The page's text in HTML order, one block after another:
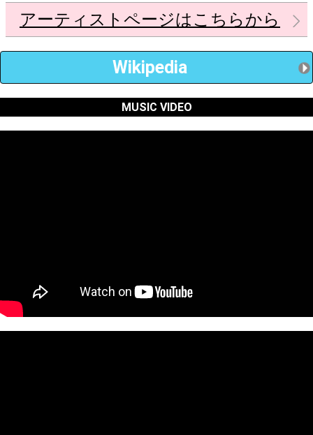
アーティストページはこちらから
Wikipedia
MUSIC VIDEO